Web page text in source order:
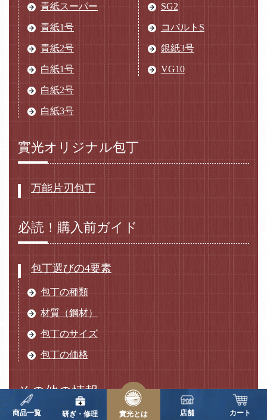
青紙スーパー
青紙1号
青紙2号
白紙1号
白紙2号
白紙3号
SG2
コバルトS
銀紙3号
VG10
實光オリジナル包丁
万能片刃包丁
必読！購入前ガイド
包丁選びの4要素
包丁の種類
材質（鋼材）
包丁のサイズ
包丁の価格
その他の情報
商品一覧 研ぎ・修理 實光とは 店舗 カート